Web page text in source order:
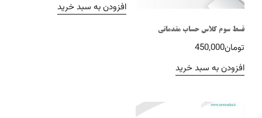
قسط سوم کلاس حساب مقدماتی
تومان450,000
افزودن به سبد خرید
افزودن به سبد خرید